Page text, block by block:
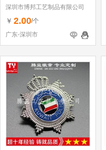
深圳市博邦工艺制品有限公司
￥ 2.00/个
广东-深圳市